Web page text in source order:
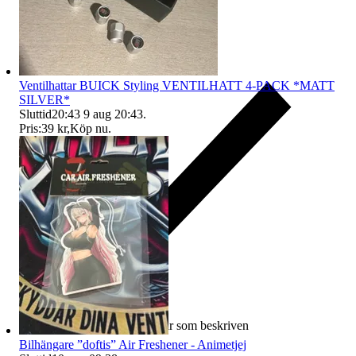
Ersättning om varan inte är som beskriven
Ventilhattar BUICK Styling VENTILHATT 4-PACK *MATT
SILVER*
Sluttid20:43 9 aug 20:43.
Pris:39 kr,Köp nu.
Bilhängare ”doftis” Air Freshener - Animetjej